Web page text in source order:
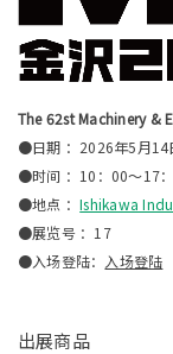
The 62st Machinery &
●日期 ：2026年5月14
●时间 ：10：00～17
●地点 ：Ishikawa
●展览号 ：17
●入场登陆： 入场登陆
出展商品